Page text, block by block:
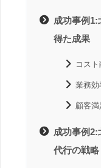
成功事例1:
得た成果
コス
業務効
顧客
成功事例2:
代行の戦略